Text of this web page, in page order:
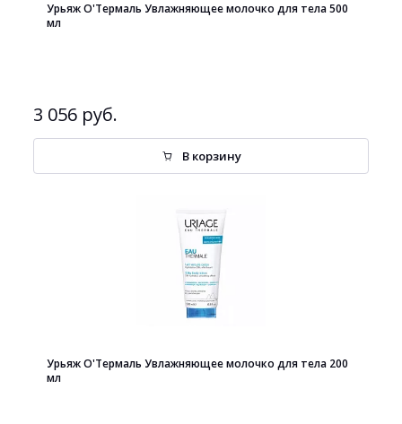
Урьяж О'Термаль Увлажняющее молочко для тела 500
мл
3 056 руб.
В корзину
Урьяж О'Термаль Увлажняющее молочко для тела 200
мл